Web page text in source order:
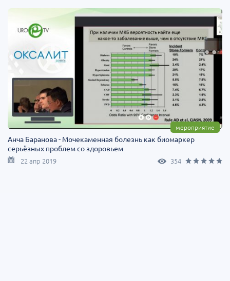
мероприятие
Анча Баранова - Мочекаменная болезнь как биомаркер
серьёзных проблем со здоровьем
22 апр 2019 354